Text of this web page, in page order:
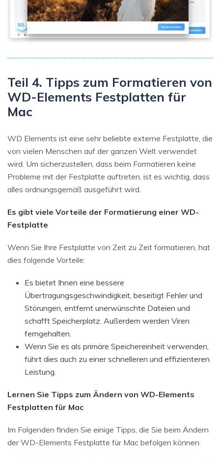
Teil 4. Tipps zum Formatieren von
WD-Elements Festplatten für
Mac
WD Elements ist eine sehr beliebte externe Festplatte, die
von vielen Menschen auf der ganzen Welt verwendet
wird. Um sicherzustellen, dass beim Formatieren keine
Probleme mit der Festplatte auftreten, ist es wichtig, dass
alles ordnungsgemäß ausgeführt wird.
Es gibt viele Vorteile der Formatierung einer WD-
Festplatte
Wenn Sie Ihre Festplatte von Zeit zu Zeit formatieren, hat
dies folgende Vorteile:
Es bietet Ihnen eine bessere
Übertragungsgeschwindigkeit, beseitigt Fehler und
Störungen, entfernt unerwünschte Dateien und
schafft Speicherplatz. Außerdem werden Viren
ferngehalten.
Wenn Sie es als primäre Speichereinheit verwenden,
führt dies auch zu einer schnelleren und effizienteren
Leistung.
Lernen Sie Tipps zum Ändern von WD-Elements
Festplatten für Mac
Im Folgenden finden Sie einige Tipps, die Sie beim Ändern
der WD-Elements Festplatte für Mac befolgen können.